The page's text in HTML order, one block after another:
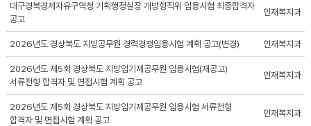
대구경북경제자유구역청 기획행정실장 개방형직위 임용시험 최종합격자
공고
인재복지과
2026년도 경상북도 지방공무원 경력경쟁임용시험 계획 공고(변경) 인재복지과
2026년도 제5회 경상북도 지방임기제공무원 임용시험(재공고)
서류전형 합격자 및 면접시험 계획 공고
인재복지과
2026년도 제5회 경상북도 지방임기제공무원 임용시험 서류전형
합격자 및 면접시험 계획 공고
인재복지과